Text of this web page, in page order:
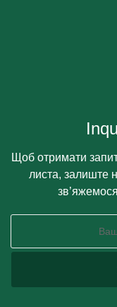
Щоб отримати
листа, залиште